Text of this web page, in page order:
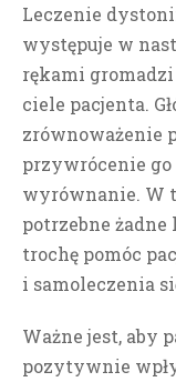
Leczenie
występuje w
rękami gromadzi
ciele pacjenta.
zrównoważenie
przywrócenie
wyrównanie. W
potrzebne żadne
trochę pomóc
i samoleczenia
Ważne jest, aby
pozytywnie